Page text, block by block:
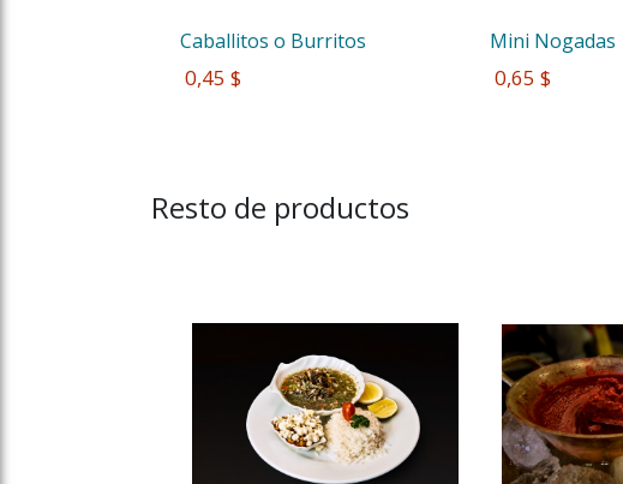
Caballitos o Burritos
0,45 $
Mini Nogadas
0,65 $
Resto de productos